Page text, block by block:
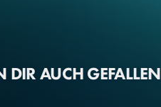
DIR AUCH GEFALLEN